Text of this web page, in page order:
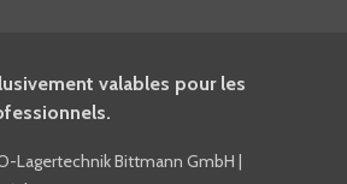
valables pour les
Lagertechnik Bittmann GmbH |